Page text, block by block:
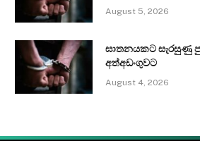
August 5, 2026
ඝාතනයකට සැරසුණු
අත්අඩංගුවට
August 4, 2026